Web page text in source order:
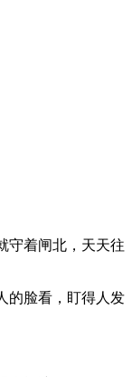
守着闸北，天天往
的脸看，盯得人发